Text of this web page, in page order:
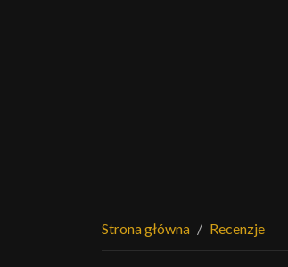
Strona główna Recenzje